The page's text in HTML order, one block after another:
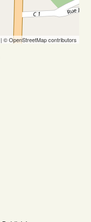
| © OpenStreetMap contributors